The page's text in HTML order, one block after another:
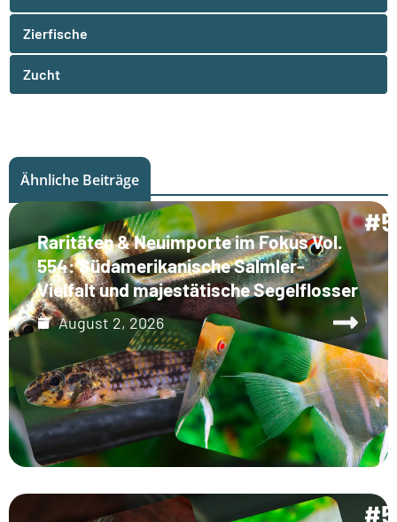
Zierfische
Zucht
Ähnliche Beiträge
Raritäten & Neuimporte im Fokus Vol.
554: Südamerikanische Salmler-
Vielfalt und majestätische Segelflosser
August 2, 2026